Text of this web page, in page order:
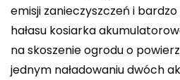
emisji zanieczyszczeń i
hałasu kosiarka
na skoszenie ogrodu o
jednym naładowaniu dwóch